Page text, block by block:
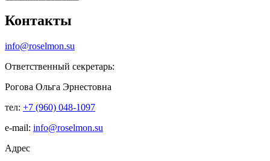
Контакты
info@roselmon.su
Ответственный секретарь:
Рогова Ольга Эрнестовна
тел: +7 (960) 048-1097
е-mail: info@roselmon.su
Адрес